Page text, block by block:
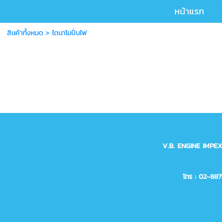
หน้าแรก
สินค้าทั้งหมด> ไดนาโมปั่นไฟ
V.B. ENGINE
โทร : 02-